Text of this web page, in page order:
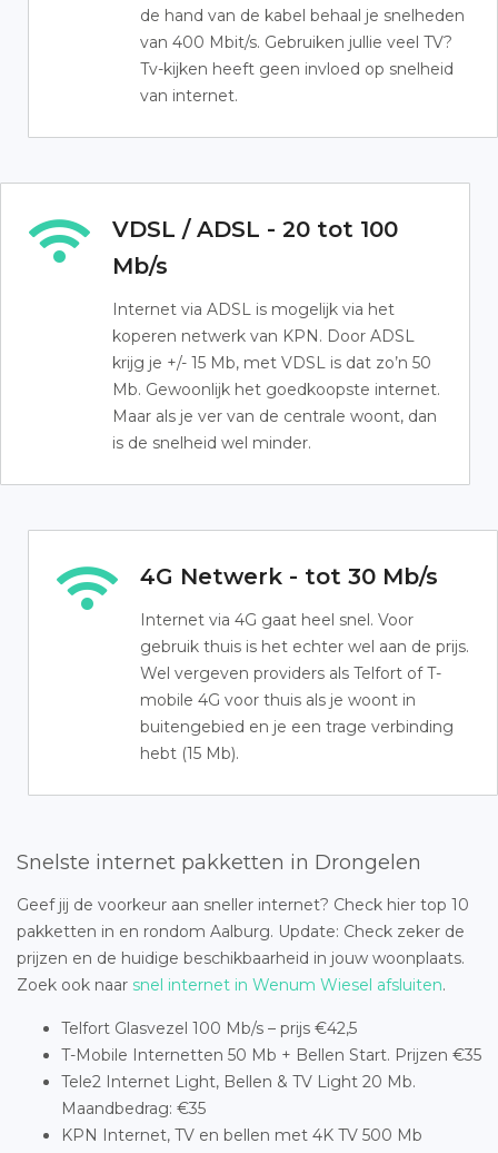
de hand van de kabel behaal je snelheden
van 400 Mbit/s. Gebruiken jullie veel TV?
Tv-kijken heeft geen invloed op snelheid
van internet.
VDSL / ADSL - 20 tot 100
Mb/s
Internet via ADSL is mogelijk via het
koperen netwerk van KPN. Door ADSL
krijg je +/- 15 Mb, met VDSL is dat zo’n 50
Mb. Gewoonlijk het goedkoopste internet.
Maar als je ver van de centrale woont, dan
is de snelheid wel minder.
4G Netwerk - tot 30 Mb/s
Internet via 4G gaat heel snel. Voor
gebruik thuis is het echter wel aan de prijs.
Wel vergeven providers als Telfort of T-
mobile 4G voor thuis als je woont in
buitengebied en je een trage verbinding
hebt (15 Mb).
Snelste internet pakketten in Drongelen
Geef jij de voorkeur aan sneller internet? Check hier top 10
pakketten in en rondom Aalburg. Update: Check zeker de
prijzen en de huidige beschikbaarheid in jouw woonplaats.
Zoek ook naar snel internet in Wenum Wiesel afsluiten.
Telfort Glasvezel 100 Mb/s – prijs €42,5
T-Mobile Internetten 50 Mb + Bellen Start. Prijzen €35
Tele2 Internet Light, Bellen & TV Light 20 Mb.
Maandbedrag: €35
KPN Internet, TV en bellen met 4K TV 500 Mb